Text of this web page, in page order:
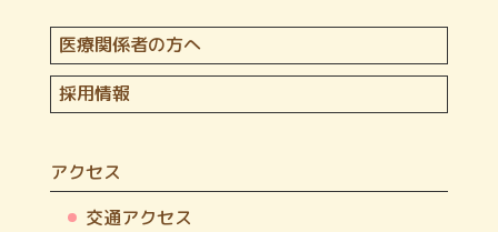
医療関係者の方へ
採用情報
アクセス
交通アクセス